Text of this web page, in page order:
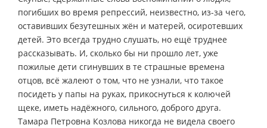
погибших во время репрессий, неизвестно, из-за чего,
оставивших безутешных жён и матерей, осиротевших
детей. Это всегда трудно слушать, но ещё труднее
рассказывать. И, сколько бы ни прошло лет, уже
пожилые дети сгинувших в те страшные времена
отцов, всё жалеют о том, что не узнали, что такое
посидеть у папы на руках, прикоснуться к колючей
щеке, иметь надёжного, сильного, доброго друга.
Тамара Петровна Козлова никогда не видела своего